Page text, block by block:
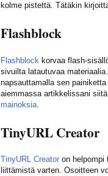
kolme pistettä. Tätäkin
Flashblock
Flashblock korvaa flash-
sivuilta latautuvaa
napsauttamalla sen
aiemmassa artikkelissani
mainoksia
TinyURL Creator
TinyURL Creator on helpompi
liittämistä varten. Osoitteen